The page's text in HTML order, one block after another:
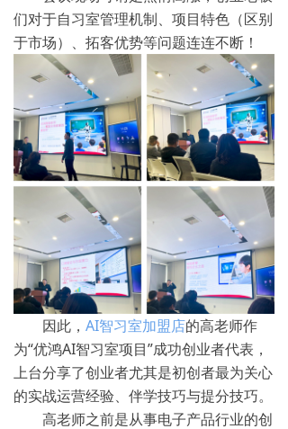
们对于自习室管理机制、项目特色（区别
于市场）、拓客优势等问题连连不断！
因此， AI智习室加盟店的高老师作
为“优鸿AI智习室项目”成功创业者代表，
上台分享了创业者尤其是初创者最为关心
的实战运营经验、伴学技巧与提分技巧。
高老师之前是从事电子产品行业的创